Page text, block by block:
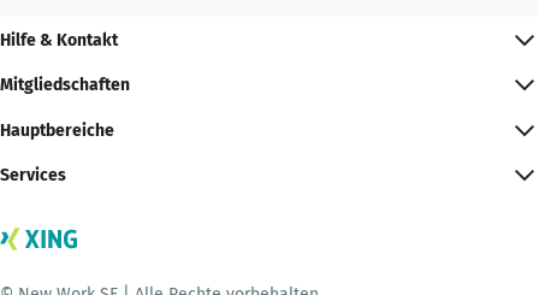
Hilfe & Kontakt
Mitgliedschaften
Hauptbereiche
Services